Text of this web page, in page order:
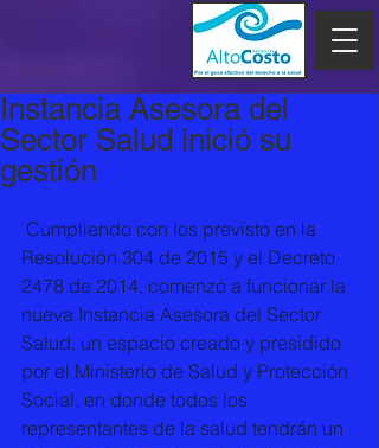
Instancia Asesora del
Sector Salud inició su
gestión
Resolución 304 de 2015 y el Decreto
2478 de 2014, comenzó a funcionar la
nueva Instancia Asesora del Sector
Salud, un espacio creado y presidido
por el Ministerio de Salud y Protección
Social, en donde todos los
representantes de la salud tendrán un